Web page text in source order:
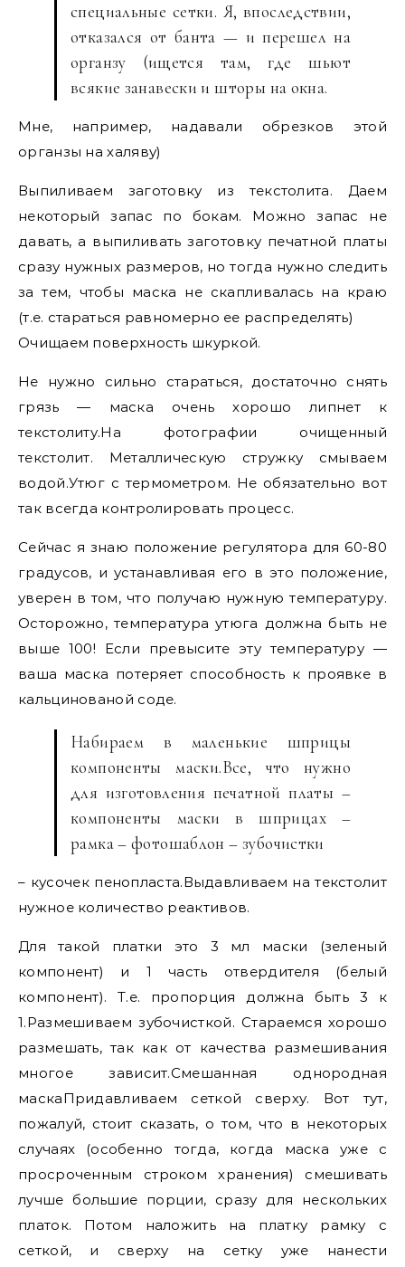
специальные сетки. Я, впоследствии,
отказался от банта — и перешел на
органзу (ищется там, где шьют
всякие занавески и шторы на окна.
Мне, например, надавали обрезков этой
органзы на халяву)
Выпиливаем заготовку из текстолита. Даем
некоторый запас по бокам. Можно запас не
давать, а выпиливать заготовку печатной платы
сразу нужных размеров, но тогда нужно следить
за тем, чтобы маска не скапливалась на краю
(т.е. стараться равномерно ее распределять)
Очищаем поверхность шкуркой.
Не нужно сильно стараться, достаточно снять
грязь — маска очень хорошо липнет к
текстолиту.На фотографии очищенный
текстолит. Металлическую стружку смываем
водой.Утюг с термометром. Не обязательно вот
так всегда контролировать процесс.
Сейчас я знаю положение регулятора для 60-80
градусов, и устанавливая его в это положение,
уверен в том, что получаю нужную температуру.
Осторожно, температура утюга должна быть не
выше 100! Если превысите эту температуру —
ваша маска потеряет способность к проявке в
кальцинованой соде.
Набираем в маленькие шприцы
компоненты маски.Все, что нужно
для изготовления печатной платы –
компоненты маски в шприцах –
рамка – фотошаблон – зубочистки
– кусочек пенопласта.Выдавливаем на текстолит
нужное количество реактивов.
Для такой платки это 3 мл маски (зеленый
компонент) и 1 часть отвердителя (белый
компонент). Т.е. пропорция должна быть 3 к
1.Размешиваем зубочисткой. Стараемся хорошо
размешать, так как от качества размешивания
многое зависит.Смешанная однородная
маскаПридавливаем сеткой сверху. Вот тут,
пожалуй, стоит сказать, о том, что в некоторых
случаях (особенно тогда, когда маска уже с
просроченным строком хранения) смешивать
лучше большие порции, сразу для нескольких
платок. Потом наложить на платку рамку с
сеткой, и сверху на сетку уже нанести